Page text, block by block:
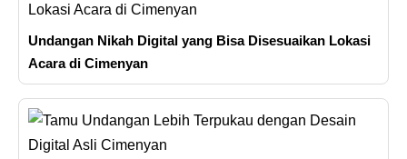
Undangan Nikah Digital yang Bisa Disesuaikan Lokasi
Acara di Cimenyan